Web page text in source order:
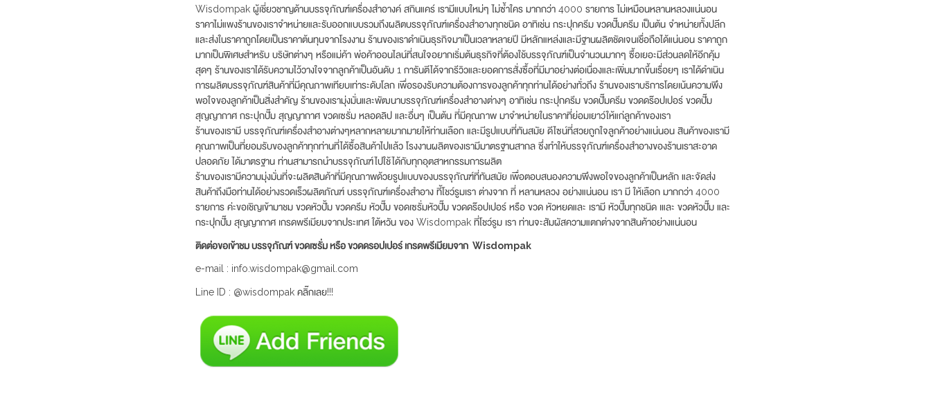
Wisdompak ผู้เชี่ยวชาญด้านบรรจุภัณฑ์เครื่องสำอางค์ สกินแคร์ เรามีแบบใหม่ๆ ไม่ซ้ำใคร มากกว่า 4000 รายการ ไม่เหมือนหลานหลวงแน่นอน
ราคาไม่แพงร้านของเราจำหน่ายและรับออกแบบรวมถึงผลิตบรรจุภัณฑ์เครื่องสำอางทุกชนิด อาทิเช่น กระปุกครีม ขวดปั๊มครีม เป็นต้น จำหน่ายทั้งปลีก
และส่งในราคาถูกโดยเป็นราคาต้นทุนจากโรงงาน ร้านของเราดำเนินธุรกิจมาเป็นเวลาหลายปี มีหลักแหล่งและมีฐานผลิตชัดเจนเชื่อถือได้แน่นอน ราคาถูก
มากเป็นพิเศษสำหรับ บริษัทต่างๆ หรือแม่ค้า พ่อค้าออนไลน์ที่สนใจอยากเริ่มต้นธุรกิจที่ต้องใช้บรรจุภัณฑ์เป็นจำนวนมากๆ ซื้อเยอะมีส่วนลดให้อีกคุ้ม
สุดๆ ร้านของเราได้รับความไว้วางใจจากลูกค้าเป็นอันดับ 1 การันตีได้จากรีวิวและยอดการสั่งซื้อที่มีมาอย่างต่อเนื่องและเพิ่มมากขึ้นเรื่อยๆ เราได้ดำเนิน
การผลิตบรรจุภัณฑ์สินค้าที่มีคุณภาพเทียบเท่าระดับโลก เพื่อรองรับความต้องการของลูกค้าทุกท่านได้อย่างทั่วถึง ร้านของเราบริการโดยเน้นความพึง
พอใจของลูกค้าเป็นสิ่งสำคัญ ร้านของเรามุ่งมั่นและพัฒนาบรรจุภัณฑ์เครื่องสำอางต่างๆ อาทิเช่น กระปุกครีม ขวดปั๊มครีม ขวดดร๊อปเปอร์ ขวดปั๊ม
สุญญากาศ กระปุกปั๊ม สุญญากาศ ขวดเซรั่ม หลอดลิป และอื่นๆ เป็นต้น ที่มีคุณภาพ มาจำหน่ายในราคาที่ย่อมเยาว์ให้แก่ลูกค้าของเรา
ร้านของเรามี บรรจุภัณฑ์เครื่องสำอางต่างๆหลากหลายมากมายให้ท่านเลือก และมีรูปแบบที่ทันสมัย ดีไซน์ที่สวยถูกใจลูกค้าอย่างแน่นอน สินค้าของเรามี
คุณภาพเป็นที่ยอมรับของลูกค้าทุกท่านที่ได้ซื้อสินค้าไปแล้ว โรงงานผลิตของเรามีมาตรฐานสากล ซึ่งทำให้บรรจุภัณฑ์เครื่องสำอางของร้านเราสะอาด
ปลอดภัย ได้มาตรฐาน ท่านสามารถนำบรรจุภัณฑ์ไปใช้ได้กับทุกอุตสาหกรรมการผลิต
ร้านของเรามีความมุ่งมั่นที่จะผลิตสินค้าที่มีคุณภาพด้วยรูปแบบของบรรจุภัณฑ์ที่ทันสมัย เพื่อตอบสนองความพึงพอใจของลูกค้าเป็นหลัก และจัดส่ง
สินค้าถึงมือท่านได้อย่างรวดเร็วผลิตภัณฑ์ บรรจุภัณฑ์เครื่องสำอาง ที้โชว์รูมเรา ต่างจาก ที่ หลานหลวง อย่างแน่นอน เรา มี ให้เลือก มากกว่า 4000
รายการ ค่ะขอเชิญเข้ามาชม ขวดหัวปั้ม ขวดครีม หัวปั๊ม ขอดเซรั่มหัวปั๊ม ขวดดร๊อปเปอร์ หรือ ขวด หัวหยดและ เรามี หัวปั๊มทุกชนิด เและ ขวดหัวปั๊ม และ
กระปุกปั๊ม สุญญากาศ เกรดพรีเมียมจากประเทศ ใต้หวัน ของ Wisdompak ที่โชว์รูม เรา ท่านจะสัมผัสความแตกต่างจากสินค้าอย่างแน่นอน
ติดต่อขอเข้าชม บรรจุภัณฑ์ ขวดเซรั่ม หรือ ขวดดรอปเปอร์ เกรดพรีเมียมจาก Wisdompak
e-mail : info.wisdompak@gmail.com
Line ID : @wisdompak คลิ๊กเลย!!!